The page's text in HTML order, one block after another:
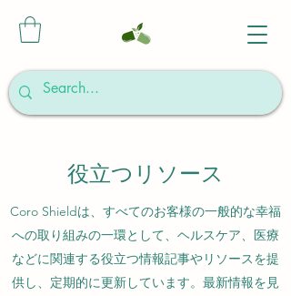
役立つリソース
Coro Shieldは、すべてのお客様の一般的な幸福
への取り組みの一環として、ヘルスケア、医療
などに関連する役立つ情報記事やリソースを提
供し、定期的に更新しています。最新情報を見